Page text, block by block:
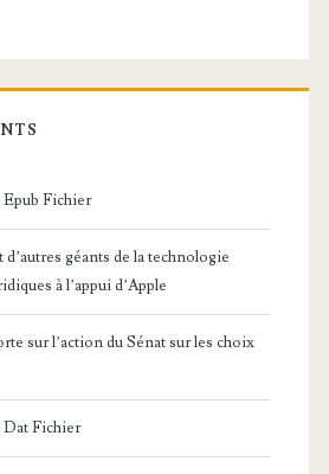
Fichier
géants de la technologie
à l’appui d’Apple
sur l’action du Sénat sur les choix
Fichier